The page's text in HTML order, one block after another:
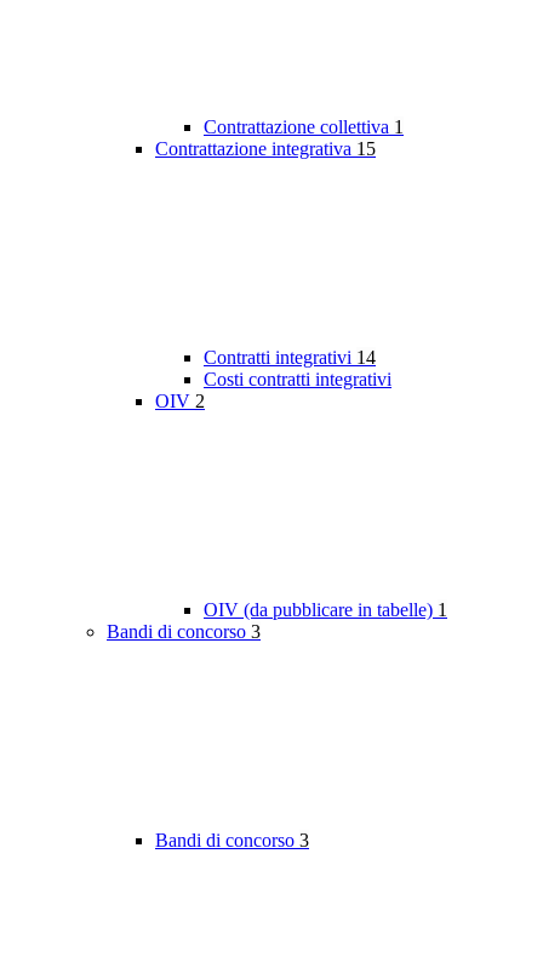
Contrattazione collettiva 1
Contrattazione integrativa 15
Contratti integrativi 14
Costi contratti integrativi
OIV 2
OIV (da pubblicare in tabelle) 1
Bandi di concorso 3
Bandi di concorso 3